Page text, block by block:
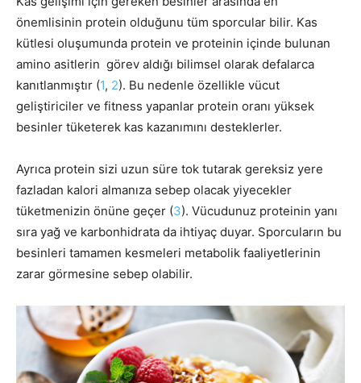
önemlisinin protein olduğunu tüm sporcular bilir. Kas
kütlesi oluşumunda protein ve proteinin içinde bulunan
amino asitlerin görev aldığı bilimsel olarak defalarca
kanıtlanmıştır (1, 2). Bu nedenle özellikle vücut
geliştiriciler ve fitness yapanlar protein oranı yüksek
besinler tüketerek kas kazanımını desteklerler.
Ayrıca protein sizi uzun süre tok tutarak gereksiz yere
fazladan kalori almanıza sebep olacak yiyecekler
tüketmenizin önüne geçer (3). Vücudunuz proteinin yanı
sıra yağ ve karbonhidrata da ihtiyaç duyar. Sporcuların bu
besinleri tamamen kesmeleri metabolik faaliyetlerinin
zarar görmesine sebep olabilir.